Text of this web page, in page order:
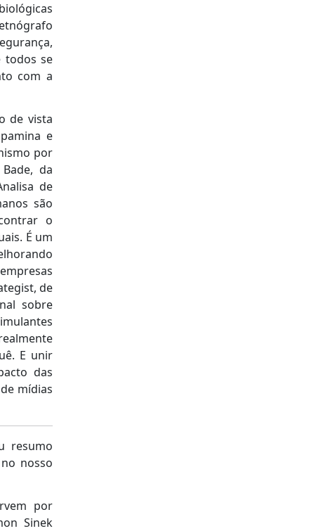
todos se
com a
de vista
e
por
da
de
são
o
É um
de
sobre
E unir
das
mídias
resumo
nosso
por
Sinek